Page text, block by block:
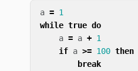
a = 1
while true do
a = a + 1
if a >= 100 then
break